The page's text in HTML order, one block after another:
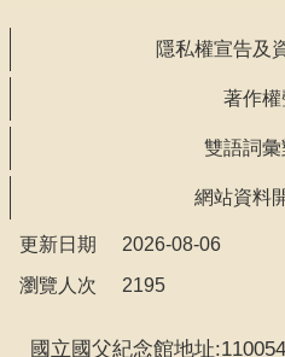
隱私權宣告及
著作權
雙語詞
網站資料
更新日期
2026-08-06
瀏覽人次
2195
國立國父紀念館地址